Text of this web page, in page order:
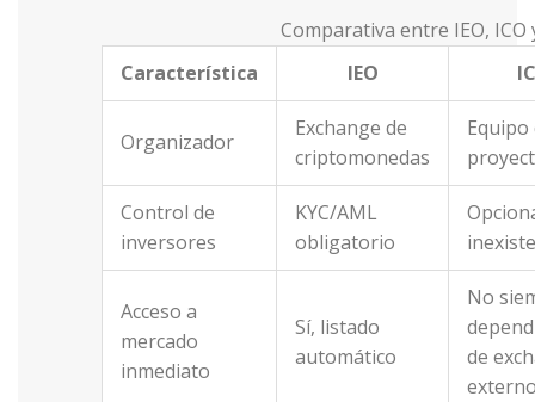
Comparativa entre IEO, ICO
Característica
IEO
Organizador
Exchange de
criptomonedas
Equipo
Control de
inversores
KYC/AML
obligatorio
Acceso a
mercado
inmediato
Sí, listado
automático
No
de